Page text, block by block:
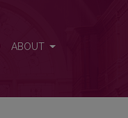
ABOUT